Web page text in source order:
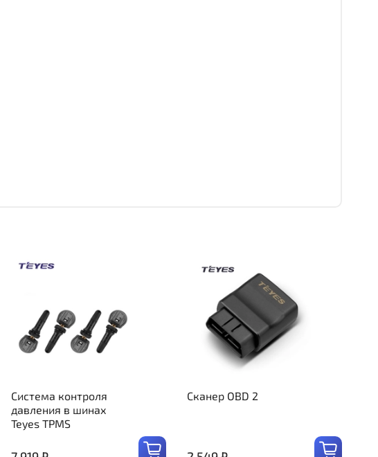
Система контроля
давления в шинах
Teyes TPMS
Сканер OBD 2